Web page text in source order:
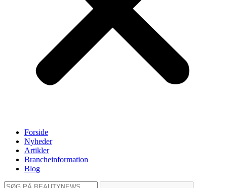
Forside
Nyheder
Artikler
Brancheinformation
Blog